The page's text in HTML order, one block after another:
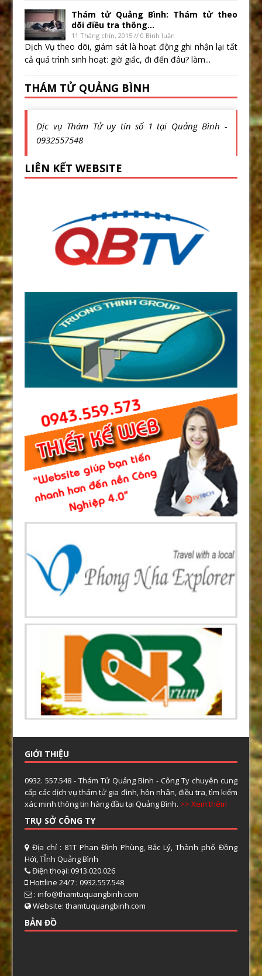
Thám tử Quảng Bình: Thám tử theo
dõi điều tra thông...
11 Tháng chín, 2015 // 0 Bình luận
Dịch Vụ theo dõi, giám sát là hoạt động ghi nhận lại tất
cả quá trình sinh hoạt: giờ giấc, đi đến đâu? làm...
THÁM TỬ QUẢNG BÌNH
Dịc vụ Thám Tử uy tín số 1 tại Quảng Bình -
0932557548
LIÊN KẾT WEBSITE
GIỚI THIỆU
0932. 557.548 - Thám Tử Quảng Bình - Công Ty chuyên cung
cấp các dịch vụ thám tử gia đình, hôn nhân, điều tra, tìm kiếm
xác minh thông tin hàng đầu tại Quảng Bình. >> Xem thêm
TRỤ SỞ CÔNG TY
Địa chỉ : 81T Phan Đình Phùng, Bắc Lý, Thành phố Đồng
Hới, TỈnh Quảng Bình
Điện thoại: 0913.020.026
Hottline 24/7 : 0932.557.548
: info@thamtuquangbinh.com
Website: thamtuquangbinh.com
BẢN ĐỒ